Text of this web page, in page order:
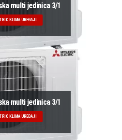
multi jedinica 3/1
KLIMA UREĐAJI
multi jedinica 3/1
KLIMA UREĐAJI